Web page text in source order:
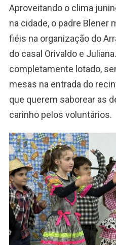
Aproveitando o clima
na cidade, o padre Blener
fiéis na organização do
do casal Orivaldo e
completamente lotado,
mesas na entrada do
que querem saborear as
carinho pelos voluntários.